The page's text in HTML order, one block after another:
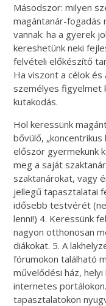
Másodszor: milyen
magántanár-fogadás
vannak: ha a gyerek
kereshetünk neki
felvételi előkészítő
Ha viszont a célok
személyes figyelmet
kutakodás.
Hol keressünk
bővülő,
először gyermekünk
meg a saját
szaktanárokat, vagy
jellegű tapasztalatai
idősebb testvérét
lenni!) 4. Keressünk
nagyon otthonosan
diákokat. 5. A
fórumokon található
művelődési ház,
internetes
tapasztalatokon